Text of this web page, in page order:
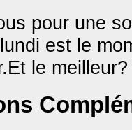
pour une
est le
le